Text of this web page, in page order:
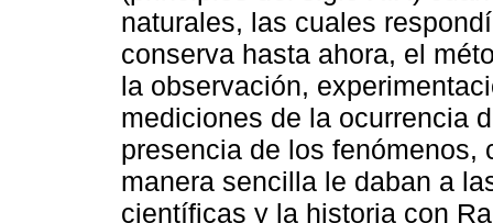
naturales, las cuales
conserva hasta ahora, el
la observación,
mediciones de la ocurrencia
presencia de los fenómenos,
manera sencilla le daban a
científicas y la historia con